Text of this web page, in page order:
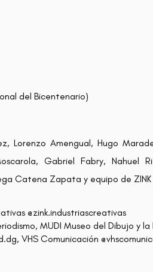
del Bicentenario)
Lorenzo Amengual, Hugo
Gabriel Fabry, Nahuel
Catena Zapata y equipo de
@zink.industriascreativas
MUDI Museo del Dibujo y
VHS Comunicación